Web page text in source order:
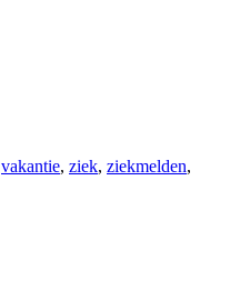
vakantie, ziek, ziekmelden,